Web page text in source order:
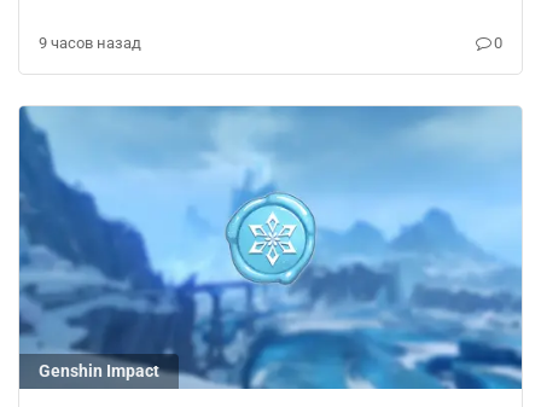
9 часов назад 0
Genshin Impact